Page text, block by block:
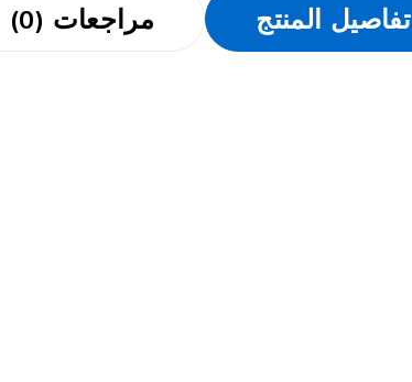
تفاصيل المنتج مراجعات (0)